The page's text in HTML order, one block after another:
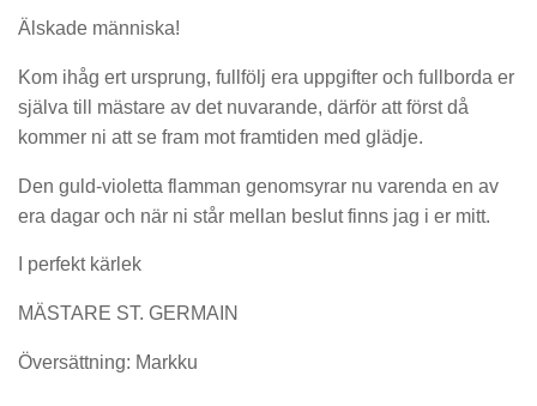
Älskade människa!
Kom ihåg ert ursprung, fullfölj era uppgifter och fullborda er
själva till mästare av det nuvarande, därför att först då
kommer ni att se fram mot framtiden med glädje.
Den guld-violetta flamman genomsyrar nu varenda en av
era dagar och när ni står mellan beslut finns jag i er mitt.
I perfekt kärlek
MÄSTARE ST. GERMAIN
Översättning: Markku